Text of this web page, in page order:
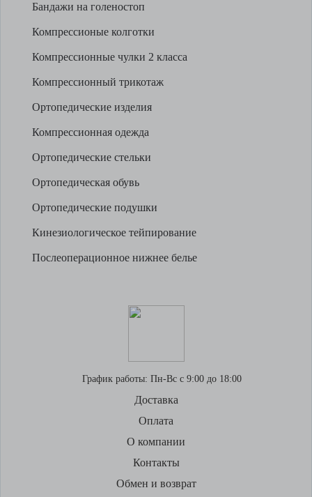
Бандажи на голеностоп
Компрессионые колготки
Компрессионные чулки 2 класса
Компрессионный трикотаж
Ортопедические изделия
Компрессионная одежда
Ортопедические стельки
Ортопедическая обувь
Ортопедические подушки
Кинезиологическое тейпирование
Послеоперационное нижнее белье
График работы: Пн-Вс с 9:00 до 18:00
Доставка
Оплата
О компании
Контакты
Обмен и возврат